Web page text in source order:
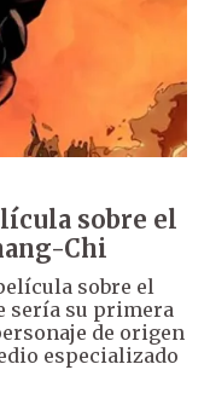
sobre el
Chi
sobre el
sería su primera
de origen
especializado